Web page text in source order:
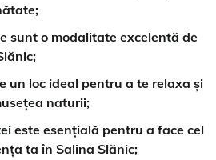
sunt o modalitate excelentă de
un loc ideal pentru a te relaxa și
naturii;
este esențială pentru a face cel
ta în Salina Slănic;